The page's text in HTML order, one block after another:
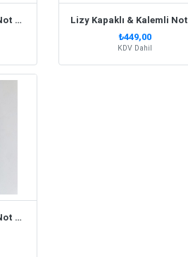
Lizy Kapaklı & Kalemli Not Defteri Sarı
₺449,00
KDV Dahil
Lizy Kapaklı & Kalemli Not Defteri Siyah